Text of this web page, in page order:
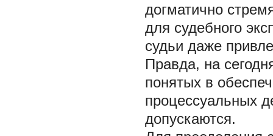
догматично
для судебного
судьи даже
Правда, на
понятых в
процессуальных
допускаются.